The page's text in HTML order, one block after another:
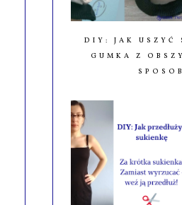
DIY: JAK USZYĆ
GUMKA Z